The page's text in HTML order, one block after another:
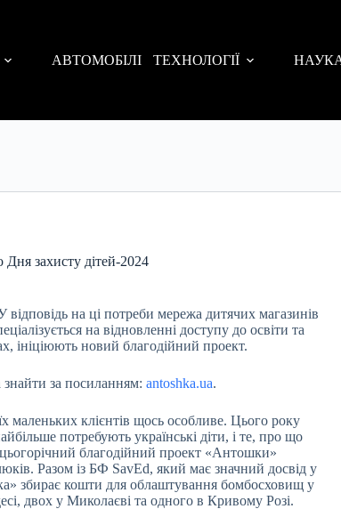
АВТОМОБІЛІ ТЕХНОЛОГІЇ
захисту дітей-2024
відповідь на ці потреби мережа дитячих магазинів
на відновленні доступу до освіти та
ініціюють новий благодійний проект.
за посиланням: antoshka.ua.
маленьких клієнтів щось особливе. Цього року
потребують українські діти, і те, про що
благодійний проект «Антошки»
Разом із БФ SavEd, який має значний досвід у
збирає кошти для облаштування бомбосховищ у
двох у Миколаєві та одного в Кривому Розі.